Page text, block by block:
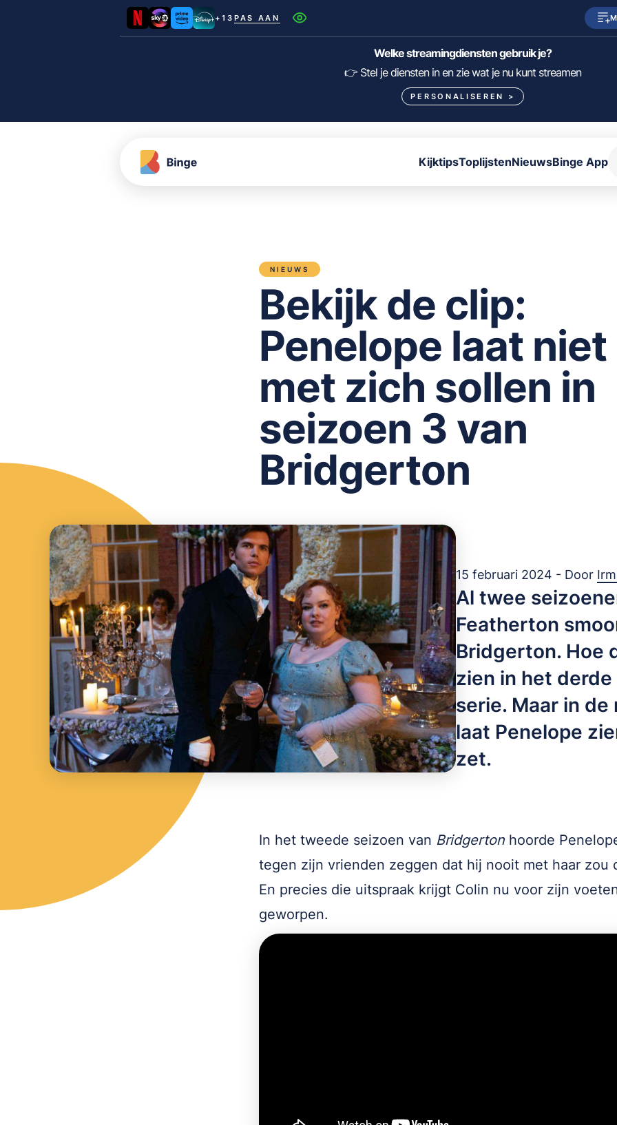
+13 PAS AAN
Netflix SkyShowtime Prime Video
HBO Max NPO Start
Pathé Thuis
Welke streamingdiensten gebruik je?
👉 Stel je diensten in en zie wat je nu kunt streamen
PERSONALISEREN >
KijktipsToplijstenNieuwsBinge App
NIEUWS
Bekijk de clip:
Penelope laat niet
met zich sollen in
seizoen 3 van
Bridgerton
15 februari 2024 - Door
Al twee
Featherton
Bridgerton. Hoe
zien in het
serie. Maar in
laat Penelope
zet.
In het tweede seizoen van Bridgertonhoorde
tegen zijn vrienden zeggen dat hij nooit met haar zou
En precies die uitspraak krijgt Colin nu voor zijn
geworpen.